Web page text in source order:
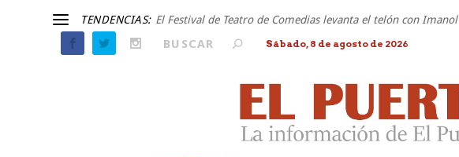
TENDENCIAS: El Festival de Teatro de Comedias levanta el telón con
Sábado, 8 de agosto de 2026